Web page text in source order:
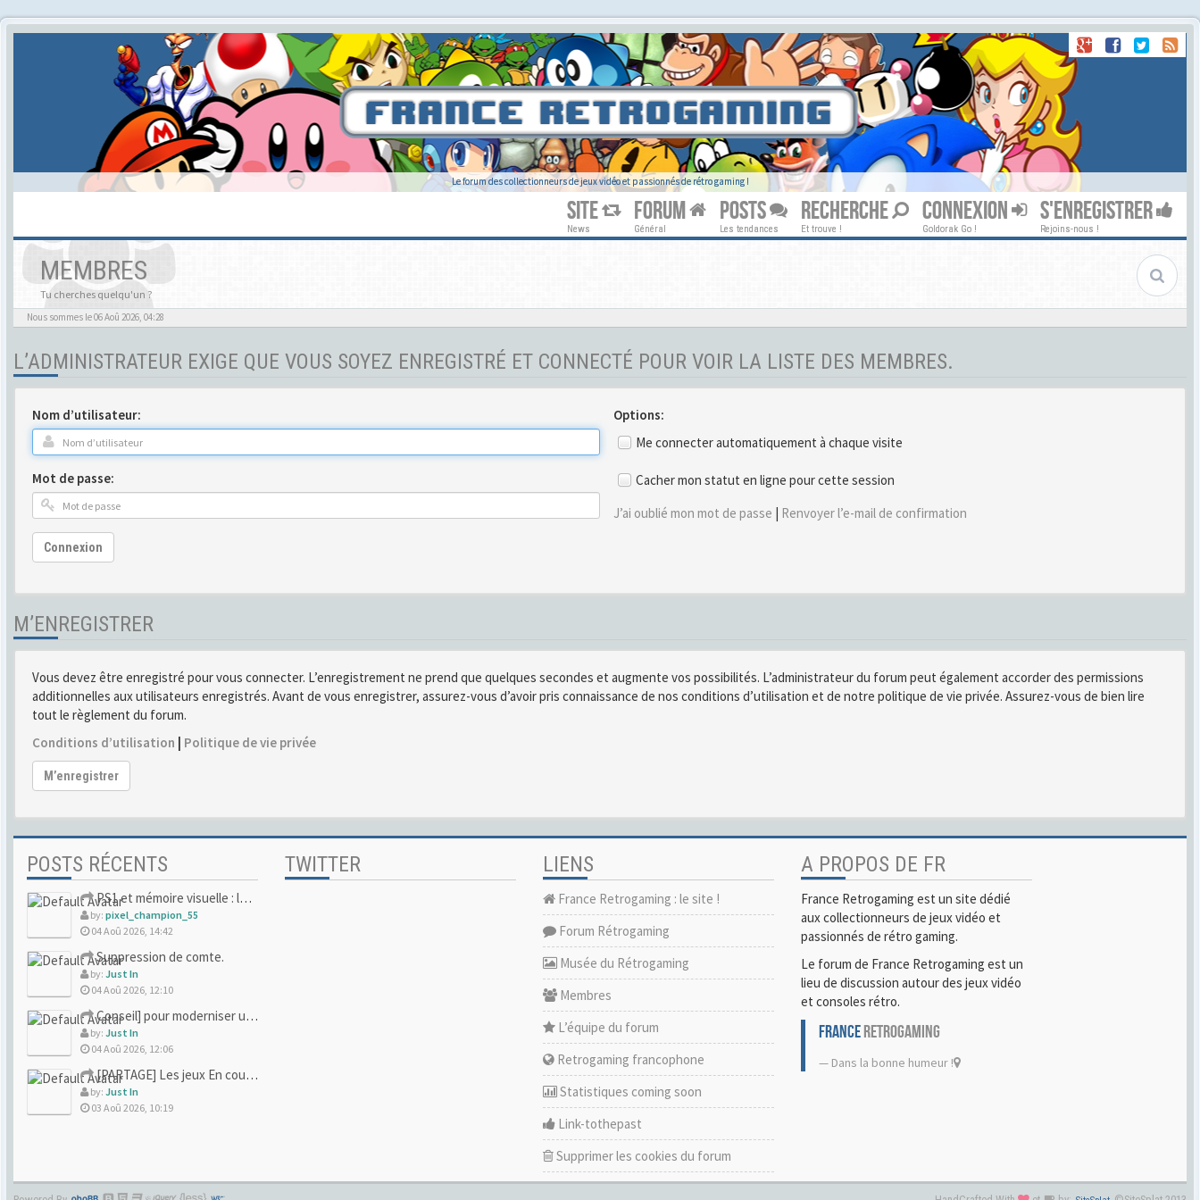
Le forum des collectionneurs de jeux vidéo et passionnés de rétro gaming !
SITE
News
FORUM
Général
POSTS
Les tendances
RECHERCHE
Et trouve !
CONNEXION
Goldorak Go !
S'ENREGISTRER
Rejoins-nous !
MEMBRES
Tu cherches quelqu'un ?
Nous sommes le 06 Aoû 2026, 04:28
L’ADMINISTRATEUR EXIGE QUE VOUS SOYEZ ENREGISTRÉ ET CONNECTÉ POUR VOIR LA LISTE DES MEMBRES.
Nom d’utilisateur:
Mot de passe:
Connexion
Options:
Me connecter automatiquement à chaque visite
Cacher mon statut en ligne pour cette session
J’ai oublié mon mot de passe | Renvoyer l’e-mail de confirmation
M’ENREGISTRER
Vous devez être enregistré pour vous connecter. L’enregistrement ne prend que quelques secondes et augmente vos possibilités. L’administrateur du forum peut également accorder des permissions
additionnelles aux utilisateurs enregistrés. Avant de vous enregistrer, assurez-vous d’avoir pris connaissance de nos conditions d’utilisation et de notre politique de vie privée. Assurez-vous de bien lire
tout le règlement du forum.
Conditions d’utilisation | Politique de vie privée
M’enregistrer
POSTS RÉCENTS
PS1 et mémoire visuelle : le jeu qui vous a soufflé la premi
by: pixel_champion_55
04 Aoû 2026, 14:42
Suppression de comte.
by: Just In
04 Aoû 2026, 12:10
Conseil] pour moderniser un site (un peu trop) rétro
by: Just In
04 Aoû 2026, 12:06
[PARTAGE] Les jeux En cours/Terminés
by: Just In
03 Aoû 2026, 10:19
TWITTER LIENS
France Retrogaming : le site !
Forum Rétrogaming
Musée du Rétrogaming
Membres
L’équipe du forum
Retrogaming francophone
Statistiques coming soon
Link-tothepast
Supprimer les cookies du forum
A PROPOS DE FR
France Retrogaming est un site dédié
aux collectionneurs de jeux vidéo et
passionnés de rétro gaming.
Le forum de France Retrogaming est un
lieu de discussion autour des jeux vidéo
et consoles rétro.
FRANCERETROGAMING
Dans la bonne humeur !